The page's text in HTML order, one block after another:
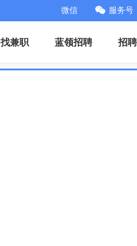
微信 服务号
找兼职 蓝领招聘 招